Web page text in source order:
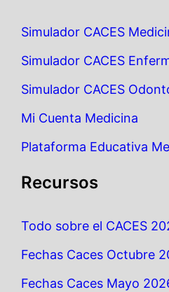
Simulador CACES
Simulador CACES
Simulador CACES
Mi Cuenta Medicina
Plataforma Educativa
Recursos
Todo sobre el CACES
Fechas Caces Octubre
Fechas Caces Mayo